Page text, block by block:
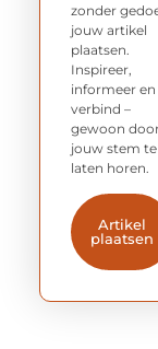
zonder
jouw artikel
plaatsen.
Inspireer,
informeer en
verbind –
gewoon
jouw stem te
laten horen.
Artikel
plaatsen